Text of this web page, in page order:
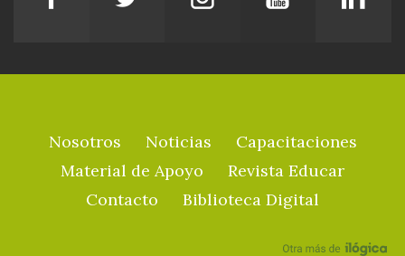
Nosotros Noticias
Capacitaciones
Material de Apoyo
Revista Educar
Contacto
Biblioteca Digital